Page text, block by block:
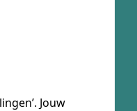
Jouw